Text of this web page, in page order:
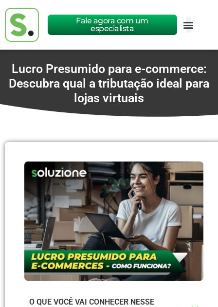
Fale agora com um
especialista
Lucro Presumido para e-commerce:
Descubra qual a tributação ideal para
lojas virtuais
O QUE VOCÊ VAI CONHECER NESSE